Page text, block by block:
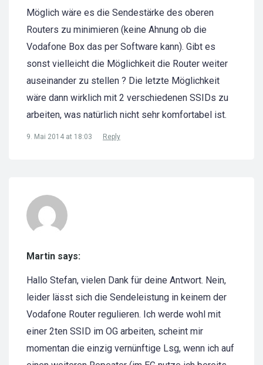
Möglich wäre es die Sendestärke des oberen
Routers zu minimieren (keine Ahnung ob die
Vodafone Box das per Software kann). Gibt es
sonst vielleicht die Möglichkeit die Router weiter
auseinander zu stellen ? Die letzte Möglichkeit
wäre dann wirklich mit 2 verschiedenen SSIDs zu
arbeiten, was natürlich nicht sehr komfortabel ist.
9. Mai 2014 at 18:03 Reply
Martin says:
Hallo Stefan, vielen Dank für deine Antwort. Nein,
leider lässt sich die Sendeleistung in keinem der
Vodafone Router regulieren. Ich werde wohl mit
einer 2ten SSID im OG arbeiten, scheint mir
momentan die einzig vernünftige Lsg, wenn ich auf